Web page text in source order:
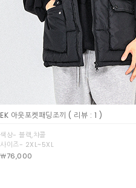
EK 아웃포켓패딩조끼 ( 리뷰 : 1 )
색상- 블랙,챠콜
사이즈- 2XL~5XL
￦76,000